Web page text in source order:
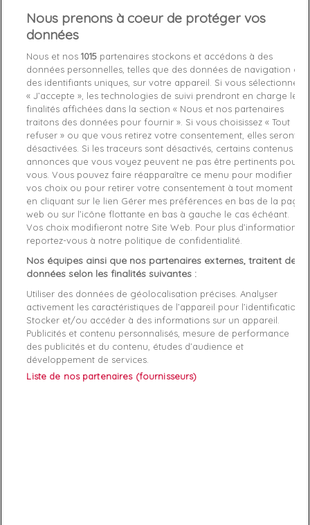
Out-of-Stock
Livraison gratuite *
Retours sous 100 jours
Produit certifié authentique
Caractéristiques produit
Description Détails du produit Avis Vérifiés(2)
Fabriquant
Comme toute bonne basket femme puma cettePuma RS-X
en toiledonne unefacilite d'amortissement et de sensation
Sa matière supérieure est composée d'unmix de matière.
Cesrunning femmepuma sont souples grace a unesemelle
extérieure en caoutchouc massif .
Amortir ces pas avec classe et mode devient simple.
Nous prenons à coeur de protéger vos
données
Nous et nos1015 partenaires stockons et accédons à des
données personnelles, telles que des données de navigation ou
des identifiants uniques, sur votre appareil. Si vous sélectionnez
« J’accepte », les technologies de suivi prendront en charge les
finalités affichées dans la section « Nous et nos partenaires
traitons des données pour fournir ». Si vous choisissez « Tout
refuser » ou que vous retirez votre consentement, elles seront
désactivées. Si les traceurs sont désactivés, certains contenus et
annonces que vous voyez peuvent ne pas être pertinents pour
vous. Vous pouvez faire réapparaître ce menu pour modifier
vos choix ou pour retirer votre consentement à tout moment
en cliquant sur le lien Gérer mes préférences en bas de la page
web ou sur l’icône flottante en bas à gauche le cas échéant.
Vos choix modifieront notre Site Web. Pour plus d’informations,
reportez-vous à notre politique de confidentialité.
Nos équipes ainsi que nos partenaires externes, traitent des
données selon les finalités suivantes :
Utiliser des données de géolocalisation précises. Analyser
activement les caractéristiques de l’appareil pour l’identification.
Stocker et/ou accéder à des informations sur un appareil.
Publicités et contenu personnalisés, mesure de performance
des publicités et du contenu, études d’audience et
développement de services.
Liste de nos partenaires (fournisseurs)